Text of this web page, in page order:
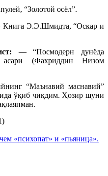
“Золотой осёл”.
Э.Э.Шмидта, “Оскар и
— “Посмодeрн дунёда
(Фахриддин Низом
“Маънавий маснавий”
ўқиб чиқдим. Ҳозир шуни
«психопат» и «пьяница».